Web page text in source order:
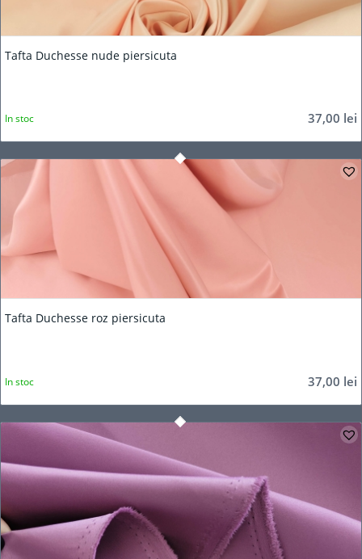
Tafta Duchesse nude piersicuta
37,00 lei
In stoc
Tafta Duchesse roz piersicuta
37,00 lei
In stoc